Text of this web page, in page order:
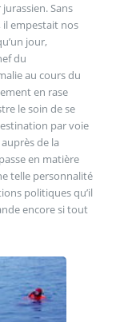
Sans
il empestait nos
jour,
du
au cours du
en rase
le soin de se
par voie
de la
en matière
telle personnalité
politiques qu’il
encore si tout